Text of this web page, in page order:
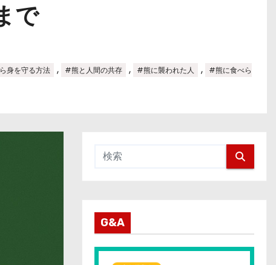
で
身を守る方法 , #熊と人間の共存 , #熊に襲われた人 ,
#熊に食べら
G&A